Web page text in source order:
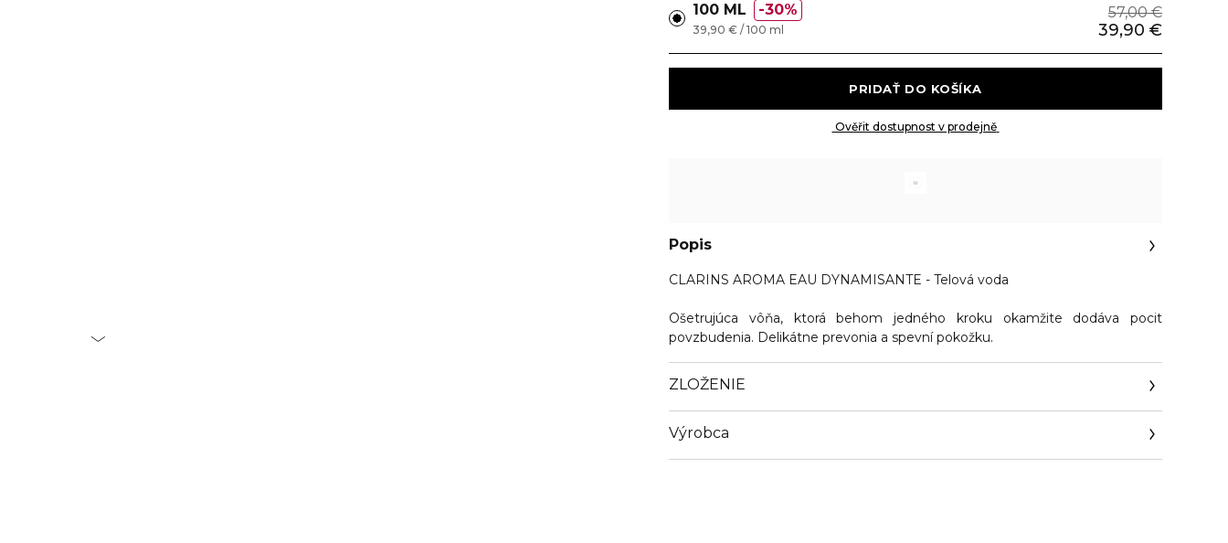
100 ML 30% 57,00 €
39,90 €
39,90 € / 100 ml
Ověřit dostupnost v prodejně
Popis
CLARINS AROMA EAU DYNAMISANTE - Telová voda
Ošetrujúca vôňa, ktorá behom jedného kroku okamžite dodáva pocit
povzbudenia. Delikátne prevonia a spevní pokožku.
ZLOŽENIE
Výrobca